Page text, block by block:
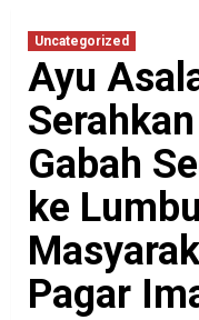
Uncategorized
Ayu
Gabah
ke
Pagar